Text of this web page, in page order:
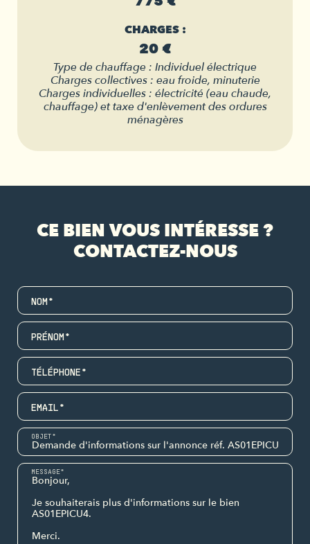
CHARGES :
20 €
Type de chauffage : Individuel électrique
Charges collectives : eau froide, minuterie
Charges individuelles : électricité (eau chaude,
chauffage) et taxe d'enlèvement des ordures
ménagères
CE BIEN VOUS INTÉRESSE ?
CONTACTEZ-NOUS
NOM*
PRÉNOM*
TÉLÉPHONE*
EMAIL*
OBJET*
MESSAGE*